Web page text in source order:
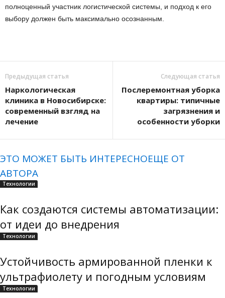
полноценный участник логистической системы, и подход к его
выбору должен быть максимально осознанным.
Предыдущая статья
Наркологическая
клиника в Новосибирске:
современный взгляд на
лечение
Следующая статья
Послеремонтная уборка
квартиры: типичные
загрязнения и
особенности уборки
ЭТО МОЖЕТ БЫТЬ ИНТЕРЕСНОЕЩЕ ОТ
АВТОРА
Технологии
Как создаются системы автоматизации:
от идеи до внедрения
Технологии
Устойчивость армированной пленки к
ультрафиолету и погодным условиям
Технологии